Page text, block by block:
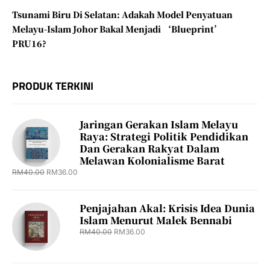
Tsunami Biru Di Selatan: Adakah Model Penyatuan
Melayu-Islam Johor Bakal Menjadi ‘Blueprint’
PRU16?
PRODUK TERKINI
Jaringan Gerakan Islam Melayu
Raya: Strategi Politik Pendidikan
Dan Gerakan Rakyat Dalam
Melawan Kolonialisme Barat
RM40.00 RM36.00
Penjajahan Akal: Krisis Idea Dunia
Islam Menurut Malek Bennabi
RM40.00 RM36.00